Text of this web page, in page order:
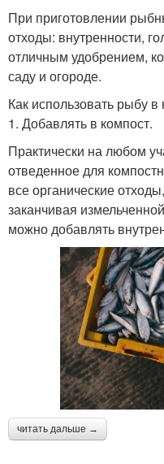
При приготовлении
отходы: внутренности,
отличным удобрением,
саду и огороде.
Как использовать рыбу в
1. Добавлять в компост.
Практически на любом
отведенное для
все органические
заканчивая
можно добавлять
читать дальше →